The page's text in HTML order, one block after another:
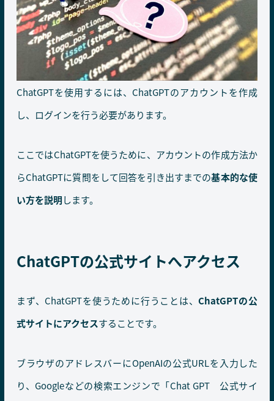
ChatGPTを使用するには、ChatGPTのアカウントを作成
し、ログインを行う必要があります。
ここではChatGPTを使うために、アカウントの作成方法か
らChatGPTに質問をして回答を引き出すまでの基本的な使
い方を説明します。
ChatGPTの公式サイトへアクセス
まず、ChatGPTを使うために行うことは、ChatGPTの公
式サイトにアクセスすることです。
ブラウザのアドレスバーにOpenAIの公式URLを入力した
り、Googleなどの検索エンジンで「Chat GPT 公式サイ